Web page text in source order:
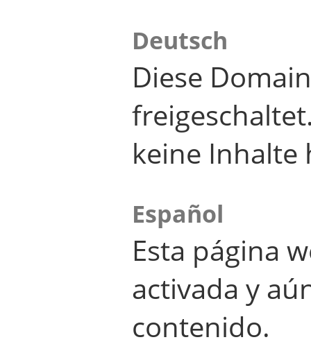
Deutsch
Diese
keine Inhalte
Español
Esta página
activada y
contenido.